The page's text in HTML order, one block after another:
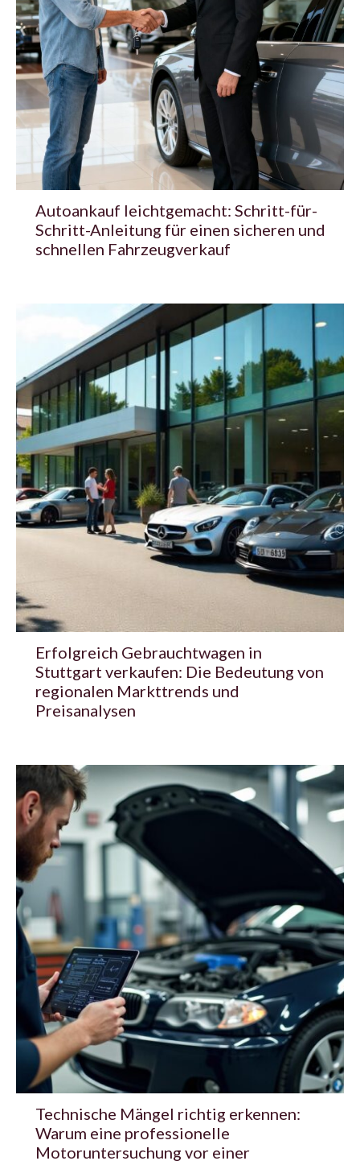
Autoankauf leichtgemacht: Schritt-für-
Schritt-Anleitung für einen sicheren und
schnellen Fahrzeugverkauf
Erfolgreich Gebrauchtwagen in
Stuttgart verkaufen: Die Bedeutung von
regionalen Markttrends und
Preisanalysen
Technische Mängel richtig erkennen:
Warum eine professionelle
Motoruntersuchung vor einer